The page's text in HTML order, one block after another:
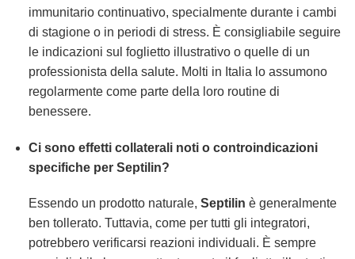
immunitario continuativo, specialmente durante i cambi
di stagione o in periodi di stress. È consigliabile seguire
le indicazioni sul foglietto illustrativo o quelle di un
professionista della salute. Molti in Italia lo assumono
regolarmente come parte della loro routine di
benessere.
Ci sono effetti collaterali noti o controindicazioni
specifiche per Septilin?
Essendo un prodotto naturale, Septilin è generalmente
ben tollerato. Tuttavia, come per tutti gli integratori,
potrebbero verificarsi reazioni individuali. È sempre